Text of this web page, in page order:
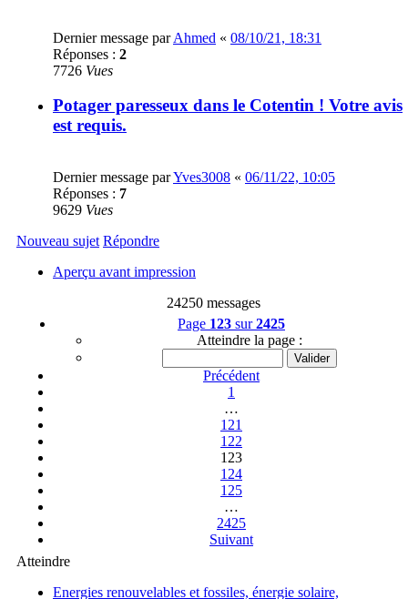
Dernier message parAhmed « 08/10/21, 18:31
Réponses : 2
7726 Vues
Potager paresseux dans le Cotentin ! Votre avis
est requis.
Dernier message parYves3008 « 06/11/22, 10:05
Réponses : 7
9629 Vues
Nouveau sujet Répondre
Aperçu avant impression
24250 messages
Page 123 sur2425
Atteindre la page :
Précédent
1
…
121
122
123
124
125
…
2425
Suivant
Atteindre
Energies renouvelables et fossiles, énergie solaire,